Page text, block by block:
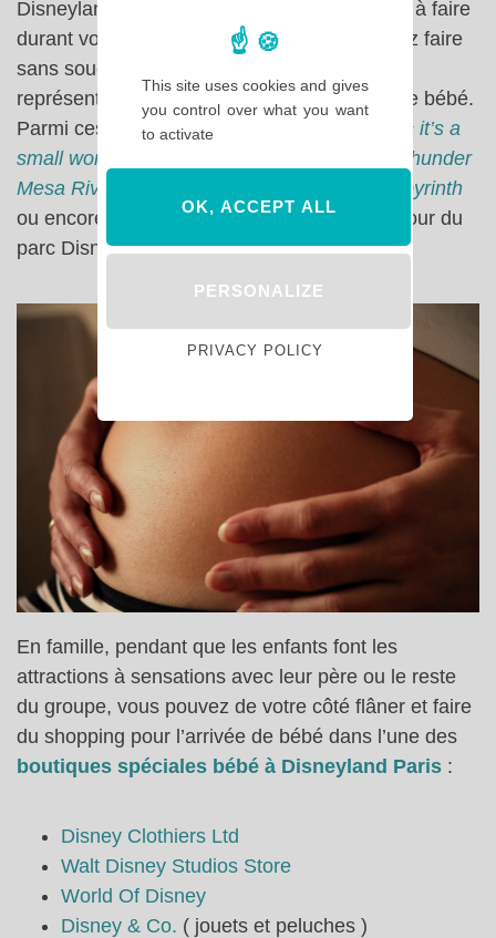
Disneyland Paris c’est près de
à faire
durant votre séjour, dont 35 que vous pourrez faire
sans souci en étant enceinte puisqu’elles ne
représentent aucun risque pour vous ou votre bébé.
Parmi ces attractions accessibles enceinte,
« it’s a
small world »
Thunder
Mesa Riverboat Landing
Alice’s Curious Labyrinth
ou encore le
Disneyland Railroadqui fait le tour du
parc Disneyland sont à ne pas manquer !
En famille, pendant que les enfants font les
attractions à sensations avec leur père ou le reste
du groupe, vous pouvez de votre côté flâner et faire
du shopping pour l’arrivée de bébé dans l’une des
boutiques spéciales bébé à Disneyland Paris :
Disney Clothiers Ltd
Walt Disney Studios Store
World Of Disney
Disney & Co. ( jouets et peluches )
This site uses cookies and gives
you control over what you want
to activate
OK, ACCEPT ALL
PERSONALIZE
PRIVACY POLICY